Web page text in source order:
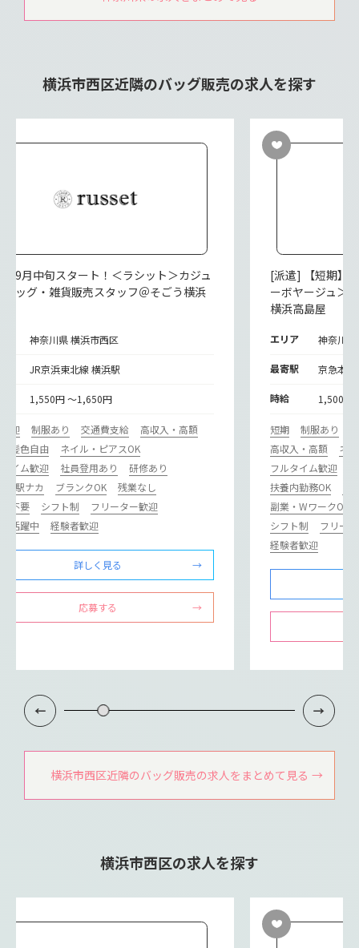
横浜市西区近隣のバッグ販売の求人を探す
] 9月中旬スタート！＜ラシット＞カジュ
バッグ・雑貨販売スタッフ＠そごう横浜
神奈川県 横浜市西区
JR京浜東北線 横浜駅
1,550円 ～1,650円
迎 制服あり 交通費支給
高収入・高額
髪色自由
ネイル・ピアスOK
イム歓迎
社員登用あり
研修あり
･駅ナカ
ブランクOK
残業なし
不要
シフト制
フリーター歓迎
活躍中
経験者歓迎
詳しく見る
応募する
[派遣] 【短期】
ーボヤージュ＞
横浜高島屋
エリア 神奈川
最寄駅 京急本
時給 1,500円
短期 制服あり
高収入・高額
ネ
フルタイム歓迎
扶養内勤務OK
副業・WワークOK
シフト制
フリー
経験者歓迎
横浜市西区近隣のバッグ販売の求人をまとめて見る
横浜市西区の求人を探す